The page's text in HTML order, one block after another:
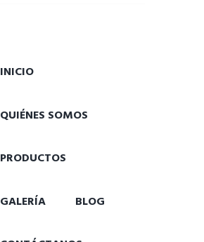
INICIO
QUIÉNES SOMOS
PRODUCTOS
GALERÍA BLOG